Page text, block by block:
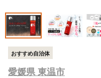
おすすめ自治体
愛媛県 東温市